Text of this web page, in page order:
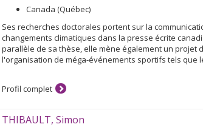
Canada (Québec)
Ses recherches doctorales portent sur la
changements climatiques dans la presse écrite
parallèle de sa thèse, elle mène également un
l'organisation de méga-événements sportifs tels que
Profil complet
THIBAULT, Simon